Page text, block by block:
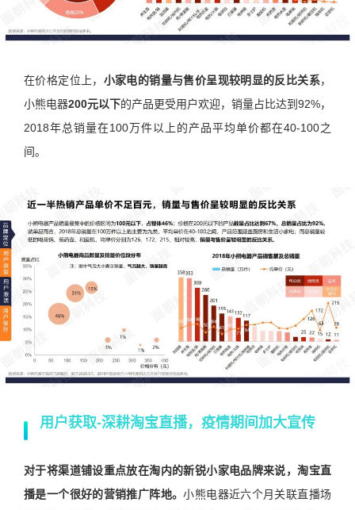
在价格定位上， 小家电的销量与售价呈现较明显的反比关系，
小熊电器200元以下的产品更受用户欢迎，销量占比达到92%，
2018年总销量在100万件以上的产品平均单价都在40-100之
间。
用户获取-深耕淘宝直播，疫情期间加大宣传
对于将渠道铺设重点放在淘内的新锐小家电品牌来说，淘宝直
播是一个很好的营销推广阵地。小熊电器近六个月关联直播场